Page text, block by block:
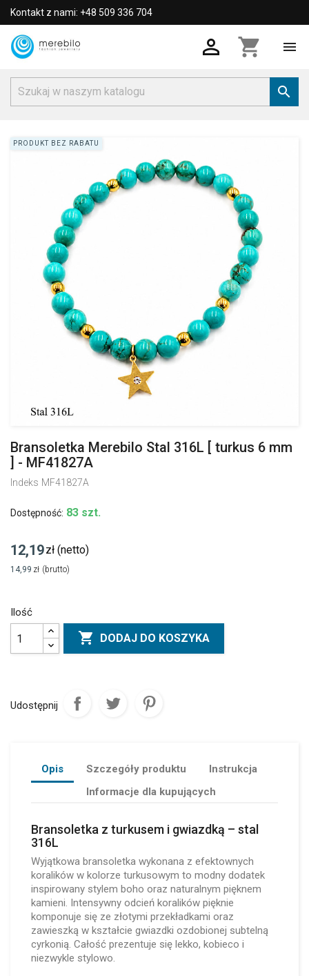
Kontakt z nami: +48 509 336 704
 shopping_cart 

PRODUKT BEZ RABATU
Bransoletka Merebilo Stal 316L [ turkus 6 mm
] - MF41827A
Indeks MF41827A
Dostępność: 83 szt.
12,19zł (netto)
14,99 zł (brutto)
Ilość
 DODAJ DO KOSZYKA
Udostępnij
Opis Szczegóły produktu
Instrukcja
Informacje dla kupujących
Bransoletka z turkusem i gwiazdką – stal
316L
Wyjątkowa bransoletka wykonana z efektownych
koralików w kolorze turkusowym to modny dodatek
inspirowany stylem boho oraz naturalnym pięknem
kamieni. Intensywny odcień koralików pięknie
komponuje się ze złotymi przekładkami oraz
zawieszką w kształcie gwiazdki ozdobionej subtelną
cyrkonią. Całość prezentuje się lekko, kobieco i
niezwykle stylowo.